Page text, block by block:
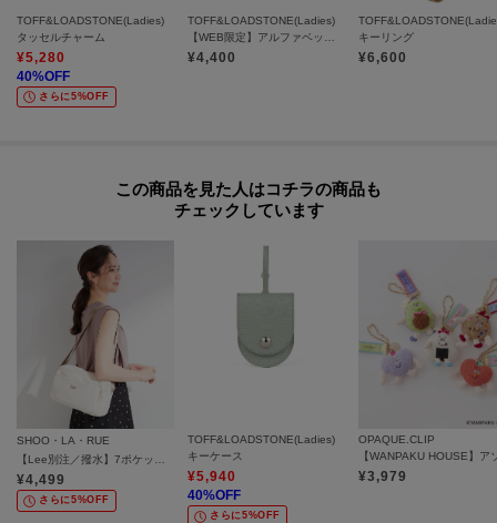
TOFF&LOADSTONE(Ladies)
タッセルチャーム
¥5,280
40%OFF
さらに5%OFF
TOFF&LOADSTONE(Ladies)
¥4,400
キーリング
¥6,600
この商品を見た人はコチラの商品も
チェックしています
SHOO・LA・RUE
【Lee別注／撥水】7ポケットショルダーバッグ
¥4,499
さらに5%OFF
TOFF&LOADSTONE(Ladies)
キーケース
¥5,940
40%OFF
さらに5%OFF
OPAQUE.CLIP
¥3,979